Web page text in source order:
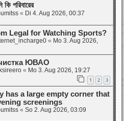
পরিবারের
« Di 4. Aug 2026, 00:37
Legal for Watching Sports?
« Mo 3. Aug 2026,
ЮВАО
« Mo 3. Aug 2026, 19:27
1 2 3
has a large empty corner that
screenings
« So 2. Aug 2026, 03:09